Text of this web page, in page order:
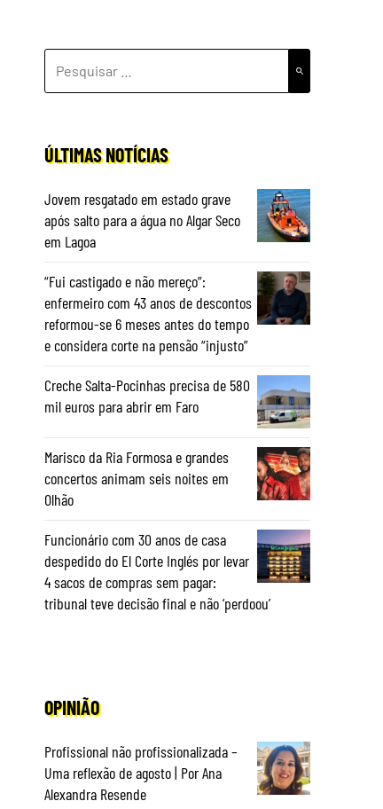
POR:
ÚLTIMAS NOTÍCIAS
Jovem resgatado em estado grave
após salto para a água no Algar Seco
em Lagoa
“Fui castigado e não mereço”:
enfermeiro com 43 anos de descontos
reformou-se 6 meses antes do tempo
e considera corte na pensão “injusto”
Creche Salta-Pocinhas precisa de 580
mil euros para abrir em Faro
Marisco da Ria Formosa e grandes
concertos animam seis noites em
Olhão
Funcionário com 30 anos de casa
despedido do El Corte Inglés por levar
4 sacos de compras sem pagar:
tribunal teve decisão final e não ‘perdoou’
OPINIÃO
Profissional não profissionalizada –
Uma reflexão de agosto | Por Ana
Alexandra Resende